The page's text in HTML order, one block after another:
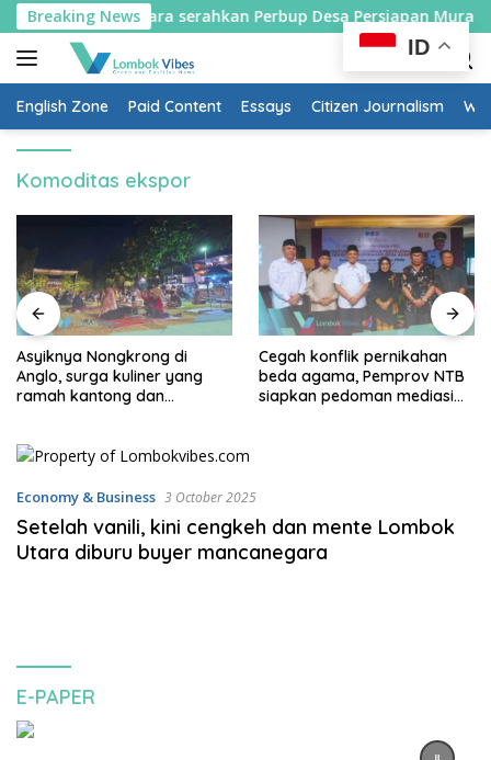
Skip
to
content
Breaking News
Lombok Utara serahkan Perbup Desa Persiapan Murangga
English Zone Paid Content Essays Citizen Journalism
Komoditas ekspor
Asyiknya Nongkrong di
Anglo, surga kuliner yang
ramah kantong dan
Cegah konflik pernikahan
beda agama, Pemprov NTB
siapkan pedoman mediasi
Economy & Business 3 October 2025
Setelah vanili, kini cengkeh dan mente Lombok
Utara diburu buyer mancanegara
E-PAPER
ID